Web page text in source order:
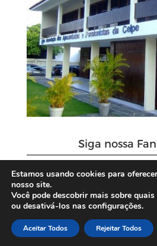
Siga nossa
Estamos usando cookies para
nosso site.
Você pode descobrir mais sobre
ou desativá-los nas configurações.
Aceitar Todos Rejeitar Todos